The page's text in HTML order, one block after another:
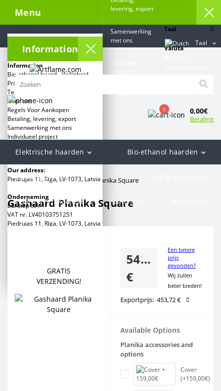
Menu
Information
Information
Bio-ethanol haard - Veiligheid
Privacybeleid
Terms and conditions
Over ons
Regels Voor Aankopen
Betaling, levering, export
Samenwerking met ons
Individueel project
Categorieën:
Our address:
Piedrujas 11, Rīga, LV-1073, Latvia
Onderneming
Eurotop SIA
VAT nr. LV40103751251
Piedrujas 11, Rīga, LV-1073, Latvia
+371 2 777 88 54
levering, export
Samenwerking
met ons
Contact
Taal
Taal
Valuta
0
0 0,00€
Betaling
Elektrische haarden Bio-ethanol haarden
Gashaarden
Haarden en kachels % Korting
Artflame.com Gashaard Planika Square
Gashaard Planika Square
GRATIS
VERZENDING!
549,00
€
Een betere
prijs
gevonden?
Wij zullen
beter bieden!
Exportprijs: 453,72 €
Available Options
Planika accessories and
options
Cover
(+159,00€)